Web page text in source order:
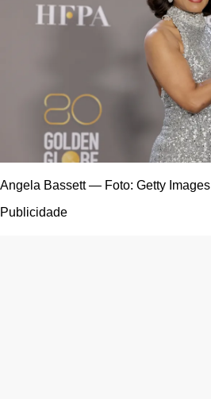
Angela Bassett — Foto: Getty Images
Publicidade